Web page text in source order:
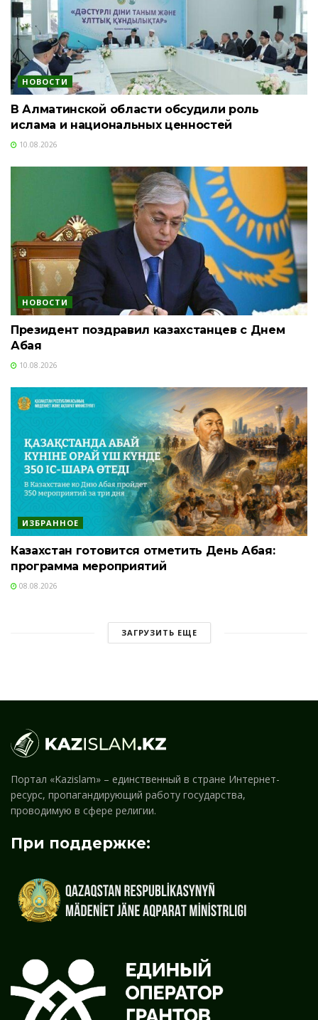
НОВОСТИ
В Алматинской области обсудили роль
ислама и национальных ценностей
10.08.2026
НОВОСТИ
Президент поздравил казахстанцев с Днем
Абая
10.08.2026
ИЗБРАННОЕ
Казахстан готовится отметить День Абая:
программа мероприятий
08.08.2026
ЗАГРУЗИТЬ ЕЩЕ
Портал «Kazislam» – единственный в стране Интернет-
ресурс, пропагандирующий работу государства,
проводимую в сфере религии.
При поддержке: